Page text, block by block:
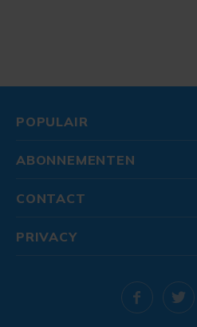
POPULAIR
ABONNEMENTEN
CONTACT
PRIVACY